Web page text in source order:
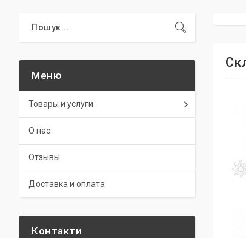
Товары и услуги
О нас
Отзывы
Доставка и оплата